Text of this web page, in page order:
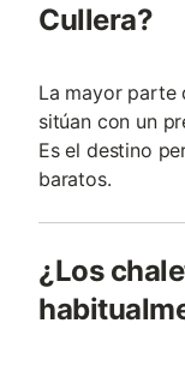
Cullera?
La mayor parte
sitúan con un
Es el destino
baratos.
¿Los